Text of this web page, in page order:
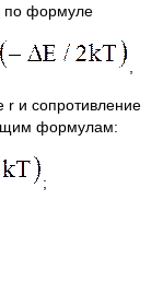
по формуле
r и сопротивление
формулам:
;